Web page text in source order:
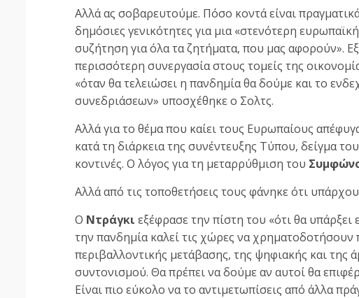
Αλλά ας σοβαρευτούμε. Πόσο κοντά είναι
δημόσιες γενικότητες για μια «στενότερη
συζήτηση για όλα τα ζητήματα, που μας αφορούν».
περισσότερη συνεργασία στους τομείς της
«όταν θα τελειώσει η πανδημία θα δούμε και το
συνεδριάσεων» υποσχέθηκε ο Σολτς.
Αλλά για το θέμα που καίει τους Ευρωπαίους
κατά τη διάρκεια της συνέντευξης Τύπου, δείγμα
κοντινές. Ο λόγος για τη μεταρρύθμιση του
Αλλά από τις τοποθετήσεις τους φάνηκε ότι
Ο Ντράγκι εξέφρασε την πίστη του «ότι θα
την πανδημία καλεί τις χώρες να
περιβαλλοντικής μετάβασης, της ψηφιακής και της
συντονισμού. Θα πρέπει να δούμε αν αυτοί θα
Είναι πιο εύκολο να το αντιμετωπίσεις από άλλα